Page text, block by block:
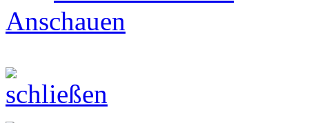
Anschauen